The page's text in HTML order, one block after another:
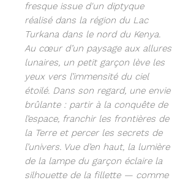
fresque issue d'un diptyque
réalisé dans la région du Lac
Turkana dans le nord du Kenya.
Au cœur d’un paysage aux allures
lunaires, un petit garçon lève les
yeux vers l’immensité du ciel
étoilé. Dans son regard, une envie
brûlante : partir à la conquête de
l’espace, franchir les frontières de
la Terre et percer les secrets de
l’univers. Vue d’en haut, la lumière
de la lampe du garçon éclaire la
silhouette de la fillette — comme